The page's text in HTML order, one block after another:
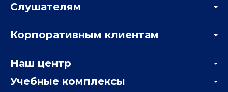
Учебные комплексы
Слушателям
Мастер-классы и вебинары
Корпоративным клиентам
Отзывы компаний
Наш центр
Информация о центре